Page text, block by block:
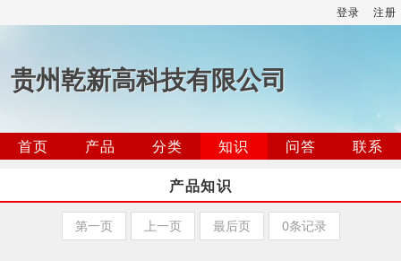
登录 注册
贵州乾新高科技有限公司
首页 产品 分类 知识 问答
联系
产品知识
第一页 上一页 最后页 0条记录